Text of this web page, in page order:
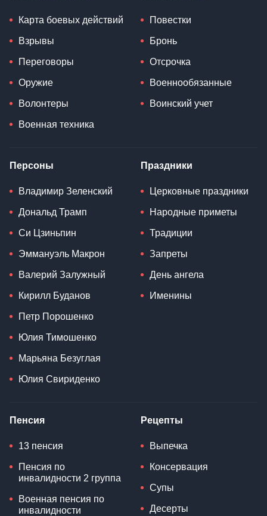
Карта боевых действий
Взрывы
Переговоры
Оружие
Волонтеры
Военная техника
Повестки
Бронь
Отсрочка
Военнообязанные
Воинский учет
Персоны
Владимир Зеленский
Дональд Трамп
Си Цзиньпин
Эммануэль Макрон
Валерий Залужный
Кирилл Буданов
Петр Порошенко
Юлия Тимошенко
Марьяна Безуглая
Юлия Свириденко
Праздники
Церковные праздники
Народные приметы
Традиции
Запреты
День ангела
Именины
Пенсия
13 пенсия
Пенсия по
инвалидности 2 группа
Военная пенсия по
инвалидности
Рецепты
Выпечка
Консервация
Супы
Десерты